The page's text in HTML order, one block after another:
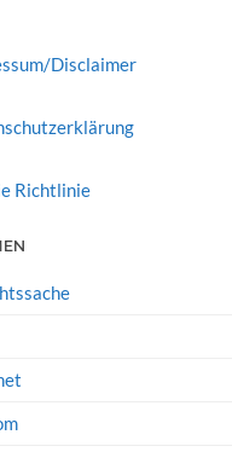
Disclaimer
Richtlinie